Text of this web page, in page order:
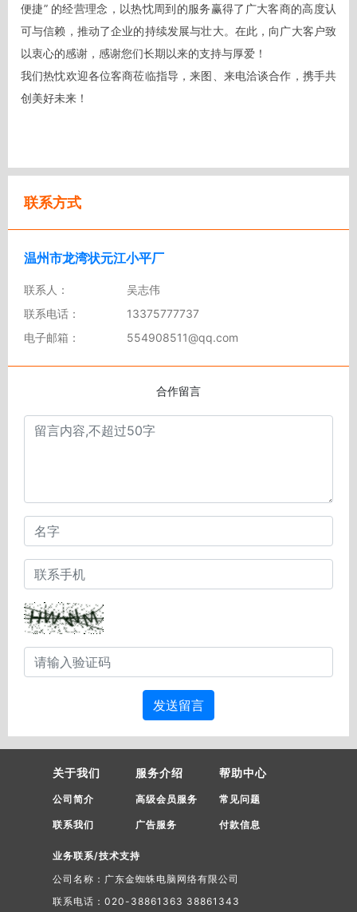
便捷” 的经营理念，以热忱周到的服务赢得了广大客商的高度认
可与信赖，推动了企业的持续发展与壮大。在此，向广大客户致
以衷心的感谢，感谢您们长期以来的支持与厚爱！
我们热忱欢迎各位客商莅临指导，来图、来电洽谈合作，携手共
创美好未来！
联系方式
温州市龙湾状元江小平厂
联系人：
吴志伟
联系电话：
13375777737
电子邮箱：
554908511@qq.com
合作留言
发送留言
关于我们
公司简介
联系我们
服务介绍
高级会员服务
广告服务
帮助中心
常见问题
付款信息
业务联系/技术支持
公司名称：广东金蜘蛛电脑网络有限公司
联系电话：020-38861363 38861343